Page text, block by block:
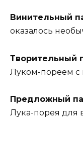
Винительный
оказалось
Творительный
Луком-пореем с
Предложный
Лука-порея для